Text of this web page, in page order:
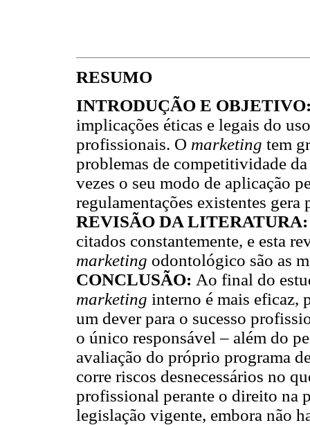
RESUMO
INTRODUÇÃO E
implicações éticas e legais do
profissionais. O marketing tem
problemas de competitividade
vezes o seu modo de aplicação
regulamentações existentes gera
REVISÃO DA
citados constantemente, e esta
marketing odontológico são as
CONCLUSÃO: Ao final do
marketing interno é mais eficaz,
um dever para o sucesso
o único responsável – além do
avaliação do próprio programa
corre riscos desnecessários no
profissional perante o direito na
legislação vigente, embora não